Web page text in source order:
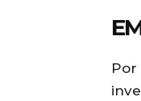
Por